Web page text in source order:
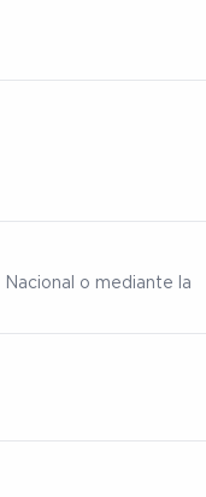
o mediante la